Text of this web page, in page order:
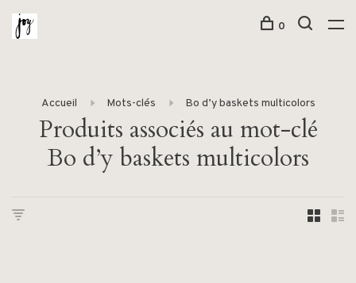
0
Accueil Mots-clés Bo d’y baskets multicolors
Produits associés au mot-clé
Bo d’y baskets multicolors